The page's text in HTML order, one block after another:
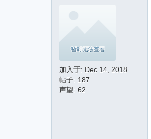
加入于: Dec 14, 2018
帖子: 187
声望: 62